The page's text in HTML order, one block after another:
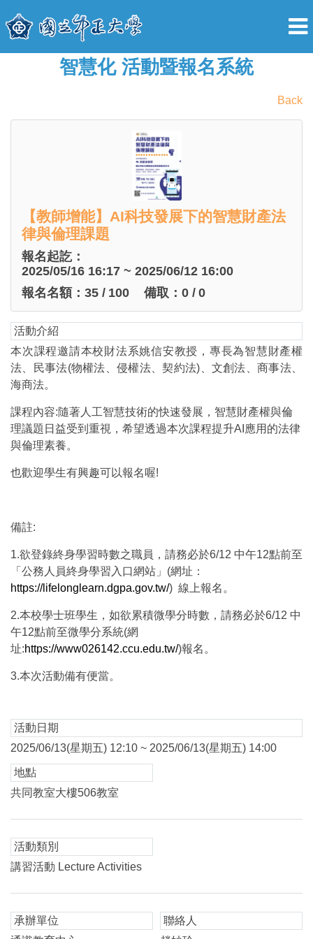
智慧化 活動暨報名系統
Back
【教師增能】AI科技發展下的智慧財產法
律與倫理課題
報名起訖：
2025/05/16 16:17 ~ 2025/06/12 16:00
報名名額： 35 / 100 備取： 0 / 0
活動介紹
本次課程邀請本校財法系姚信安教授，專長為智慧財產權
法、民事法(物權法、侵權法、契約法)、文創法、商事法、
海商法。
課程內容:隨著人工智慧技術的快速發展，智慧財產權與倫
理議題日益受到重視，希望透過本次課程提升AI應用的法律
與倫理素養。
也歡迎學生有興趣可以報名喔!
備註:
1.欲登錄終身學習時數之職員，請務必於6/12 中午12點前至
「公務人員終身學習入口網站」(網址：
https://lifelonglearn.dgpa.gov.tw/) 線上報名。
2.本校學士班學生，如欲累積微學分時數，請務必於6/12 中
午12點前至微學分系統(網
址:https://www026142.ccu.edu.tw/)報名。
3.本次活動備有便當。
活動日期
2025/06/13(星期五) 12:10 ~ 2025/06/13(星期五) 14:00
地點
共同教室大樓506教室
活動類別
講習活動 Lecture Activities
承辦單位
聯絡人